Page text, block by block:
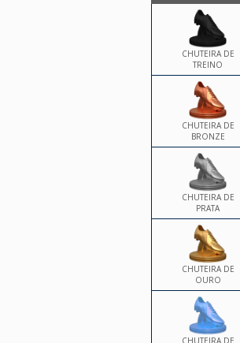
CHUTEIRA DE
TREINO
CHUTEIRA DE
BRONZE
CHUTEIRA DE
PRATA
CHUTEIRA DE
OURO
CHUTEIRA DE